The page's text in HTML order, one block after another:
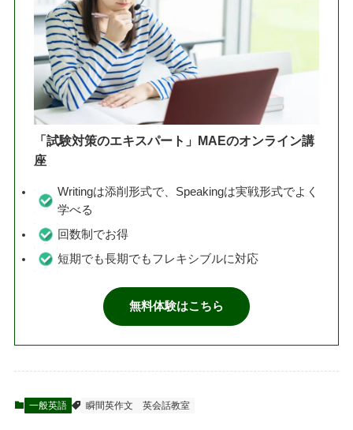
「試験対策のエキスパート」MAEのオンライン講
座
Writingは添削形式で、Speakingは実戦形式でよく
学べる
回数制でお得
短期でも長期でもフレキシブルに対応
無料体験はこちら
一般英語 瞬間英作文 英会話教室